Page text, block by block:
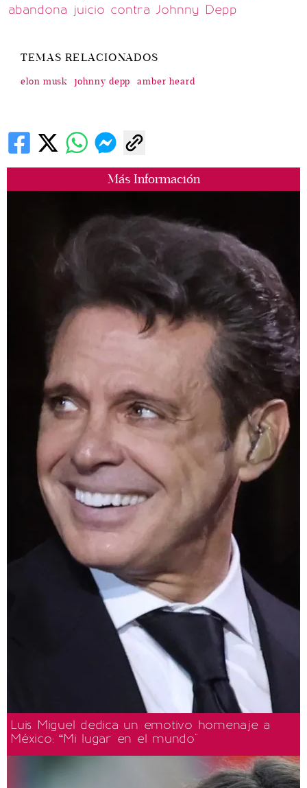
Más Información
Luis Miguel dedica un emotivo homenaje a
México: “Mi lugar en el mundo"
abandona juicio contra Johnny Depp
TEMAS RELACIONADOS
elon musk johnny depp amber heard